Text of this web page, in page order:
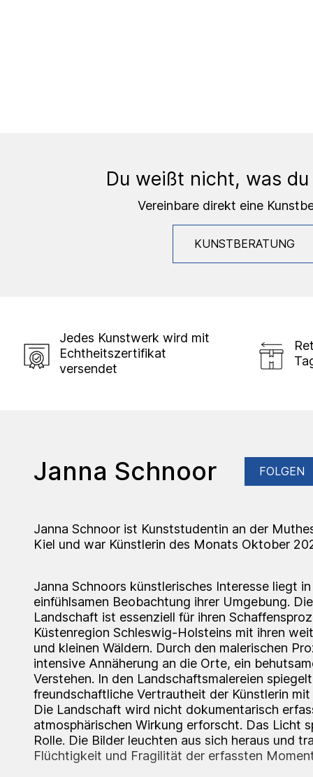
Du weißt nicht, was
Vereinbare direkt eine
KUNSTBERATUNG
Jedes Kunstwerk wird mit
Echtheitszertifikat
versendet
Janna Schnoor FOLGEN
Janna Schnoor ist Kunststudentin an der
Kiel und war Künstlerin des Monats Oktober
Janna Schnoors künstlerisches Interesse liegt
einfühlsamen Beobachtung ihrer Umgebung.
Landschaft ist essenziell für ihren
Küstenregion Schleswig-Holsteins mit ihren
und kleinen Wäldern. Durch den malerischen
intensive Annäherung an die Orte, ein
Verstehen. In den Landschaftsmalereien
freundschaftliche Vertrautheit der Künstlerin
Die Landschaft wird nicht dokumentarisch
atmosphärischen Wirkung erforscht. Das Licht
Rolle. Die Bilder leuchten aus sich heraus und
Flüchtigkeit und Fragilität der erfassten